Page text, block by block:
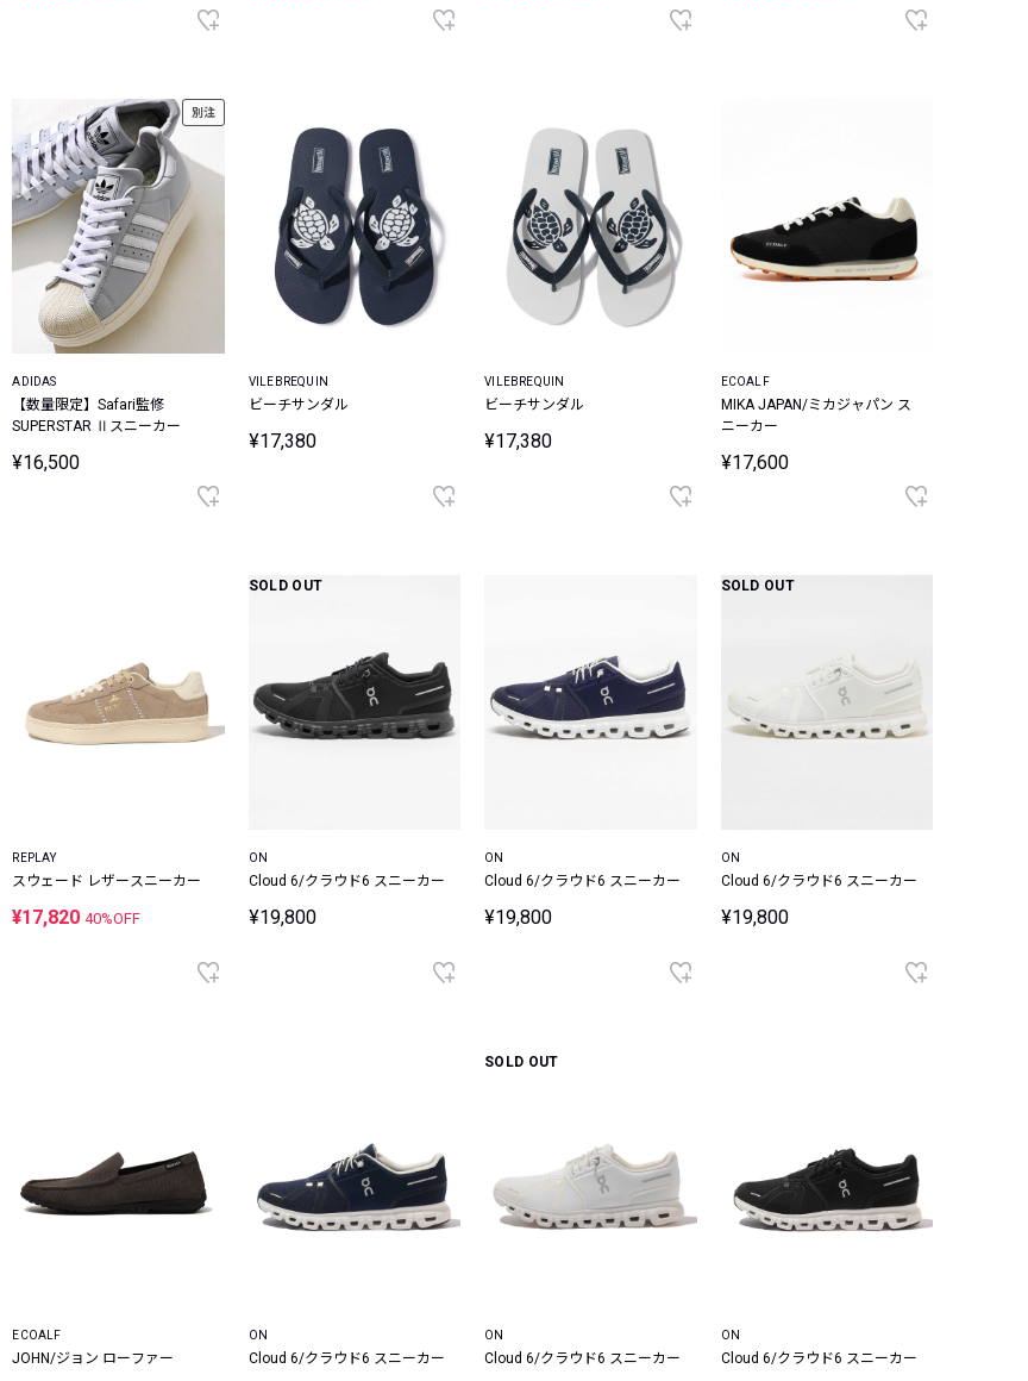
別注
ADIDAS
【数量限定】Safari監修
SUPERSTAR Ⅱスニーカー
¥16,500
VILEBREQUIN
ビーチサンダル
¥17,380
VILEBREQUIN
ビーチサンダル
¥17,380
ECOALF
MIKA JAPAN/ミカジャパン ス
ニーカー
¥17,600
REPLAY
スウェード レザースニーカー
¥17,82040%OFF
SOLD OUT
ON
Cloud 6/クラウド6 スニーカー
¥19,800
ON
Cloud 6/クラウド6 スニーカー
¥19,800
SOLD OUT
ON
Cloud 6/クラウド6 スニーカー
¥19,800
ECOALF
JOHN/ジョン ローファー
ON
Cloud 6/クラウド6 スニーカー
SOLD OUT
ON
Cloud 6/クラウド6 スニーカー
ON
Cloud 6/クラウド6 スニーカー